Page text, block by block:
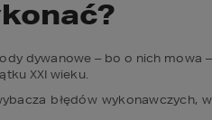
dywanowe – bo o nich mowa
XXI wieku.
błędów wykonawczych,